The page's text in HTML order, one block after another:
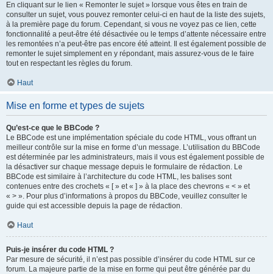
En cliquant sur le lien « Remonter le sujet » lorsque vous êtes en train de
consulter un sujet, vous pouvez remonter celui-ci en haut de la liste des sujets,
à la première page du forum. Cependant, si vous ne voyez pas ce lien, cette
fonctionnalité a peut-être été désactivée ou le temps d’attente nécessaire entre
les remontées n’a peut-être pas encore été atteint. Il est également possible de
remonter le sujet simplement en y répondant, mais assurez-vous de le faire
tout en respectant les règles du forum.
Haut
Mise en forme et types de sujets
Qu’est-ce que le BBCode ?
Le BBCode est une implémentation spéciale du code HTML, vous offrant un
meilleur contrôle sur la mise en forme d’un message. L’utilisation du BBCode
est déterminée par les administrateurs, mais il vous est également possible de
la désactiver sur chaque message depuis le formulaire de rédaction. Le
BBCode est similaire à l’architecture du code HTML, les balises sont
contenues entre des crochets « [ » et « ] » à la place des chevrons « < » et
« > ». Pour plus d’informations à propos du BBCode, veuillez consulter le
guide qui est accessible depuis la page de rédaction.
Haut
Puis-je insérer du code HTML ?
Par mesure de sécurité, il n’est pas possible d’insérer du code HTML sur ce
forum. La majeure partie de la mise en forme qui peut être générée par du